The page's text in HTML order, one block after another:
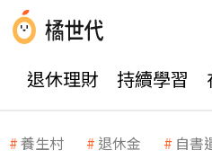
退休理財 持續學習
養生村 退休金 自書